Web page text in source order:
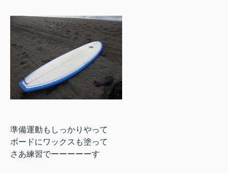
準備運動もしっかりやって
ボードにワックスも塗って
さあ練習でーーーーーす